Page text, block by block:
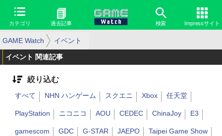
カテゴリ 過去記事 検索 Impressサイト
GAME Watch イベント
イベント 関連記事
絞り込む
すべて NHN ハンゲーム スクエニ Xbox 任天堂
PlayStation ニコニコ AOU CEDEC ChinaJoy E3
gamescom GDC G-STAR JAEPO Taipei Game Show